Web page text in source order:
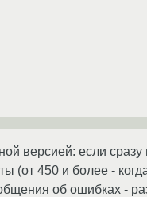
версией: если сразу
(от 450 и более -
об ошибках -